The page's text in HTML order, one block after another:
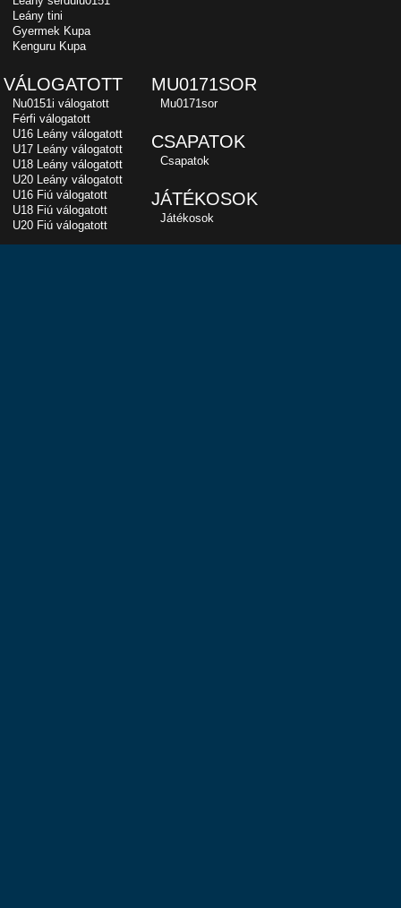
Leány tini
Gyermek Kupa
Kenguru Kupa
VÁLOGATOTT
Nu0151i válogatott
Férfi válogatott
U16 Leány válogatott
U17 Leány válogatott
U18 Leány válogatott
U20 Leány válogatott
U16 Fiú válogatott
U18 Fiú válogatott
U20 Fiú válogatott
MU0171SOR
Mu0171sor
CSAPATOK
Csapatok
JÁTÉKOSOK
Játékosok